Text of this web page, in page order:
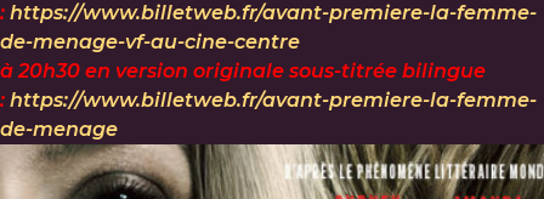
: https://www.billetweb.fr/avant-premiere-la-femme-
de-menage-vf-au-cine-centre
à 20h30 en version originale sous-titrée bilingue
: https://www.billetweb.fr/avant-premiere-la-femme-
de-menage